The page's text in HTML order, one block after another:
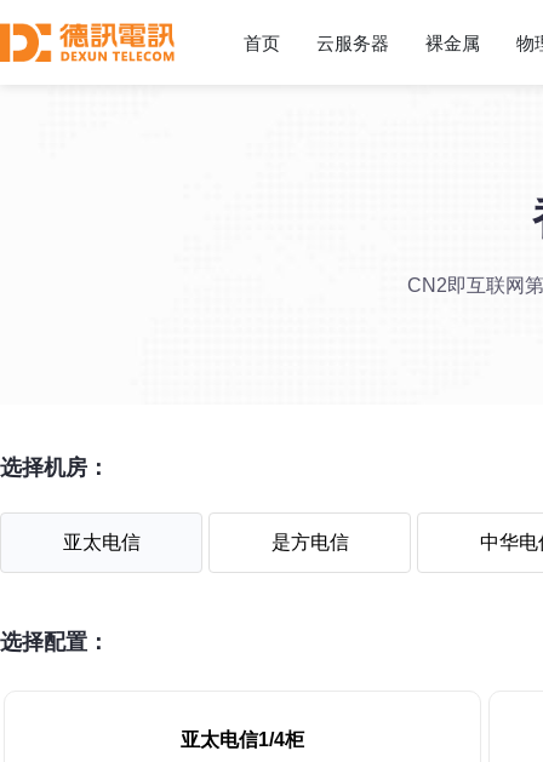
首页 云服务器 裸金属 物
CN2即互联网
选择机房：
亚太电信 是方电信 中华电
选择配置：
亚太电信1/4柜